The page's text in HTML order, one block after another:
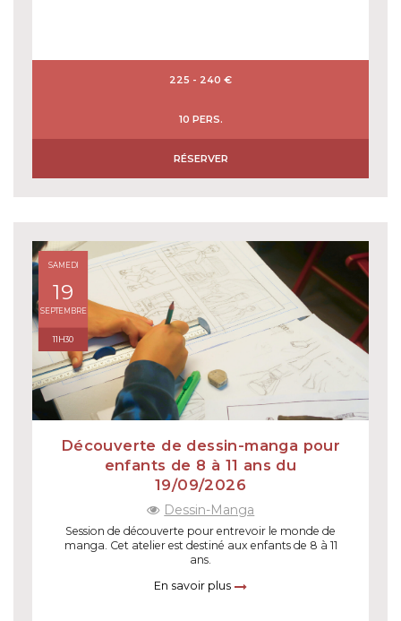
225 - 240 €
10 PERS.
RÉSERVER
SAMEDI
19
SEPTEMBRE
11H30
Découverte de dessin-manga pour
enfants de 8 à 11 ans du
19/09/2026
Dessin-Manga
Session de découverte pour entrevoir le monde de
manga. Cet atelier est destiné aux enfants de 8 à 11
ans.
En savoir plus